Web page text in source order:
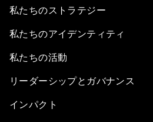
私たちのストラテジー
私たちのアイデンティティ
私たちの活動
リーダーシップとガバナンス
インパクト